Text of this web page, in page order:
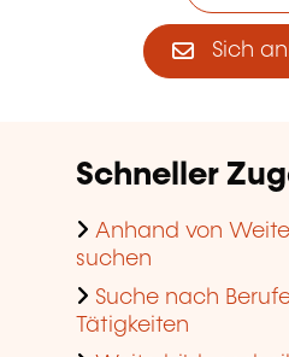
Sich
Schneller
Anhand von
suchen
Suche nach
Tätigkeiten